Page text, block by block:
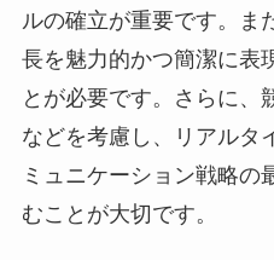
ルの確立が重要です。ま
長を魅力的かつ簡潔に表
とが必要です。さらに、
などを考慮し、リアルタ
ミュニケーション戦略の
むことが大切です。